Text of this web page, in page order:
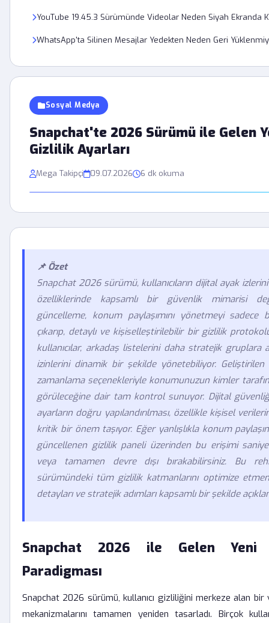
Sosyal Medya
Snapchat'te 2026 Sürümü ile Gelen
Gizlilik Ayarları
Mega Takipçi 09.07.2026 6 dk okuma
📌 Özet
Snapchat 2026 sürümü, kullanıcıların dijital ayak
özelliklerinde kapsamlı bir güvenlik mimarisi
güncelleme, konum paylaşımını yönetmeyi sadece
çıkarıp, detaylı ve kişiselleştirilebilir bir gizlilik
kullanıcılar, arkadaş listelerini daha stratejik gruplara
izinlerini dinamik bir şekilde yönetebiliyor.
zamanlama seçenekleriyle konumunuzun kimler
görüleceğine dair tam kontrol sunuyor. Dijital
ayarların doğru yapılandırılması, özellikle kişisel
kritik bir önem taşıyor. Eğer yanlışlıkla konum
güncellenen gizlilik paneli üzerinden bu erişimi
veya tamamen devre dışı bırakabilirsiniz. Bu
sürümündeki tüm gizlilik katmanlarını optimize
detayları ve stratejik adımları kapsamlı bir şekilde
Snapchat 2026 ile Gelen Yeni
Paradigması
Snapchat 2026 sürümü, kullanıcı gizliliğini merkeze alan bir
mekanizmalarını tamamen yeniden tasarladı. Birçok
YouTube 19.45.3 Sürümünde Videolar Neden Siyah Ekranda
WhatsApp'ta Silinen Mesajlar Yedekten Neden Geri